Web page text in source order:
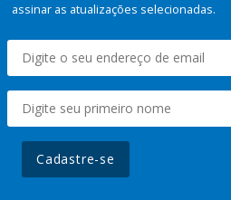
assinar as atualizações selecionadas.
Cadastre-se